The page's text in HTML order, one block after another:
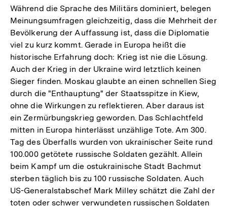
Während die Sprache des Militärs dominiert, belegen
Meinungsumfragen gleichzeitig, dass die Mehrheit der
Bevölkerung der Auffassung ist, dass die Diplomatie
viel zu kurz kommt. Gerade in Europa heißt die
historische Erfahrung doch: Krieg ist nie die Lösung.
Auch der Krieg in der Ukraine wird letztlich keinen
Sieger finden. Moskau glaubte an einen schnellen Sieg
durch die "Enthauptung" der Staatsspitze in Kiew,
ohne die Wirkungen zu reflektieren. Aber daraus ist
ein Zermürbungskrieg geworden. Das Schlachtfeld
mitten in Europa hinterlässt unzählige Tote. Am 300.
Tag des Überfalls wurden von ukrainischer Seite rund
100.000 getötete russische Soldaten gezählt. Allein
beim Kampf um die ostukrainische Stadt Bachmut
sterben täglich bis zu 100 russische Soldaten. Auch
US-Generalstabschef Mark Milley schätzt die Zahl der
toten oder schwer verwundeten russischen Soldaten